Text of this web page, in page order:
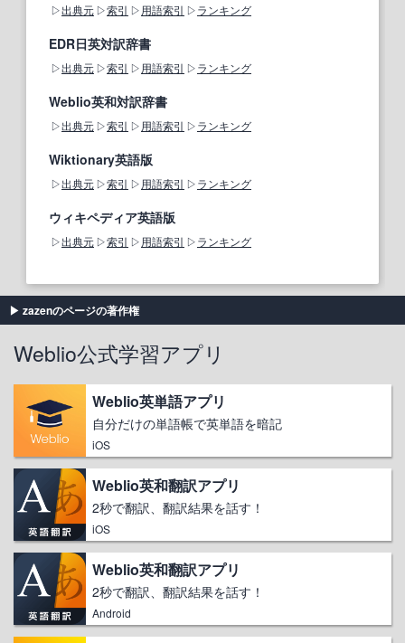
出典元 索引 用語索引 ランキング
EDR日英対訳辞書
出典元 索引 用語索引 ランキング
Weblio英和対訳辞書
出典元 索引 用語索引 ランキング
Wiktionary英語版
出典元 索引 用語索引 ランキング
ウィキペディア英語版
出典元 索引 用語索引 ランキング
zazenのページの著作権
Weblio公式学習アプリ
Weblio英単語アプリ
自分だけの単語帳で英単語を暗記
iOS
Weblio英和翻訳アプリ
2秒で翻訳、翻訳結果を話す！
iOS
Weblio英和翻訳アプリ
2秒で翻訳、翻訳結果を話す！
Android